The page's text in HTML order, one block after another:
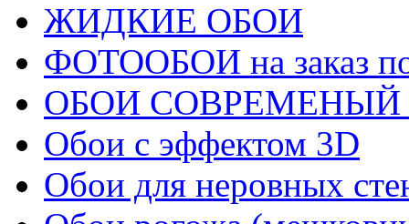
ЖИДКИЕ ОБОИ
ФОТООБОИ на заказ
ОБОИ СОВРЕМЕНЫЙ
Обои с эффектом 3D
Обои для неровных